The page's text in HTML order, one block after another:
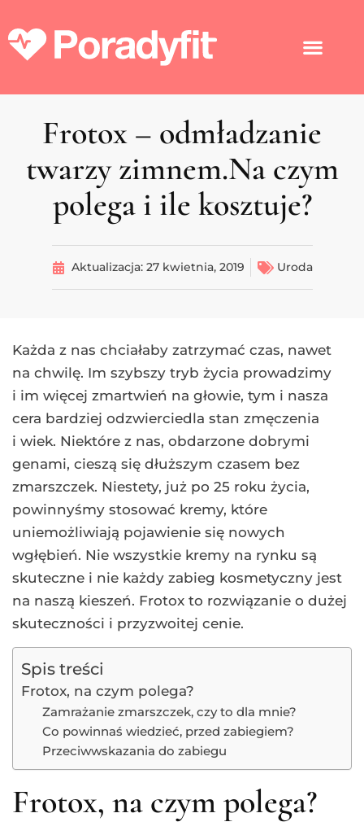
Frotox – odmładzanie
twarzy zimnem.Na czym
polega i ile kosztuje?
Aktualizacja: 27 kwietnia, 2019 Uroda
Każda z nas chciałaby zatrzymać czas, nawet
na chwilę. Im szybszy tryb życia prowadzimy
i im więcej zmartwień na głowie, tym i nasza
cera bardziej odzwierciedla stan zmęczenia
i wiek. Niektóre z nas, obdarzone dobrymi
genami, cieszą się dłuższym czasem bez
zmarszczek. Niestety, już po 25 roku życia,
powinnyśmy stosować kremy, które
uniemożliwiają pojawienie się nowych
wgłębień. Nie wszystkie kremy na rynku są
skuteczne i nie każdy zabieg kosmetyczny jest
na naszą kieszeń. Frotox to rozwiązanie o dużej
skuteczności i przyzwoitej cenie.
Spis treści
Frotox, na czym polega?
Zamrażanie zmarszczek, czy to dla mnie?
Co powinnaś wiedzieć, przed zabiegiem?
Przeciwwskazania do zabiegu
Frotox, na czym polega?